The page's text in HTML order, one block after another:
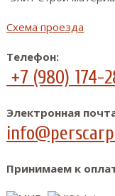
Схема проезда
Телефон:
+7 (980) 174-
Электронная
Принимаем к